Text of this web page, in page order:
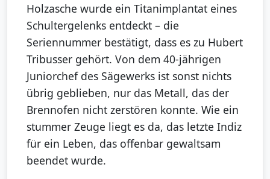
Holzasche wurde ein Titanimplantat eines
Schultergelenks entdeckt – die
Seriennummer bestätigt, dass es zu Hubert
Tribusser gehört. Von dem 40-jährigen
Juniorchef des Sägewerks ist sonst nichts
übrig geblieben, nur das Metall, das der
Brennofen nicht zerstören konnte. Wie ein
stummer Zeuge liegt es da, das letzte Indiz
für ein Leben, das offenbar gewaltsam
beendet wurde.